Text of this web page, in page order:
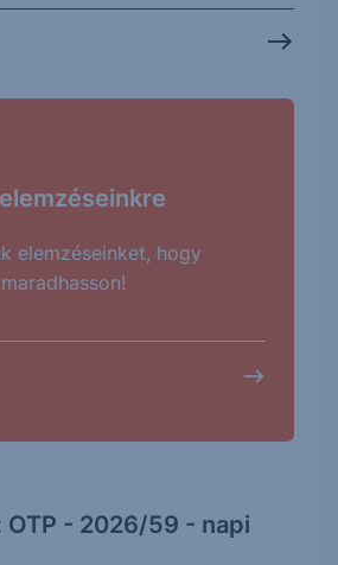
elemzéseinket, hogy
- 2026/59 - napi